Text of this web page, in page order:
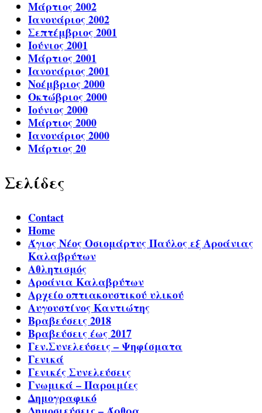
Μάρτιος 2002
Ιανουάριος 2002
Σεπτέμβριος 2001
Ιούνιος 2001
Μάρτιος 2001
Ιανουάριος 2001
Νοέμβριος 2000
Οκτώβριος 2000
Ιούνιος 2000
Μάρτιος 2000
Ιανουάριος 2000
Μάρτιος 20
Σελίδες
Contact
Home
Άγιος Νέος Οσιομάρτυς Παύλος εξ Αροάνιας
Καλαβρύτων
Αθλητισμός
Αροάνια Καλαβρύτων
Αρχείο οπτιακουστικού υλικού
Αυγουστίνος Καντιώτης
Βραβεύσεις 2018
Βραβεύσεις έως 2017
Γεν.Συνελεύσεις – Ψηφίσματα
Γενικά
Γενικές Συνελεύσεις
Γνωμικά – Παροιμίες
Δημογραφικό